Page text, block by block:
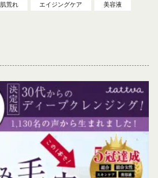
肌荒れ エイジングケア 美容液